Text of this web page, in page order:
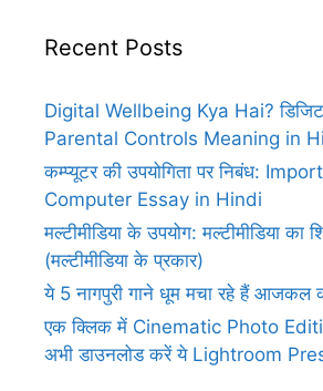
Recent Posts
Digital Wellbeing Kya Hai?
Parental Controls Meaning in
कम्प्यूटर की उपयोगिता पर निबंध:
Computer Essay in Hindi
मल्टीमीडिया के उपयोग: मल्टीमीडिया का
(मल्टीमीडिया के प्रकार)
ये 5 नागपुरी गाने धूम मचा रहे हैं आजकल
एक क्लिक में Cinematic Photo
अभी डाउनलोड करें ये Lightroom